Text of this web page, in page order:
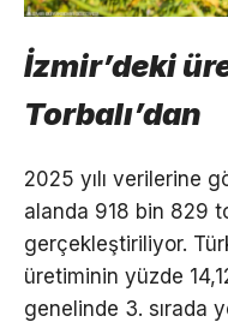
İzmir’deki
Torbalı’dan
2025 yılı verilerine
alanda 918 bin 829
gerçekleştiriliyor.
üretiminin yüzde
genelinde 3. sırada